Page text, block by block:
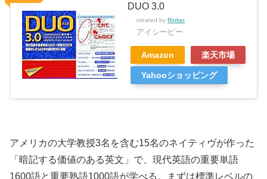
DUO 3.0
created by Rinker
アイシーピー
Amazon 楽天市場
Yahooショッピング
アメリカの大学教授3名を含む15名のネイティヴが作った
「暗記する価値のある英文」で、現代英語の重要単語
1600語と重要熟語1000語が学べる。まずは標準レベルの